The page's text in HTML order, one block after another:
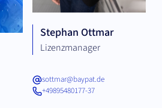
Stephan Ottmar
Lizenzmanager
sottmar@baypat.de
+49895480177-37